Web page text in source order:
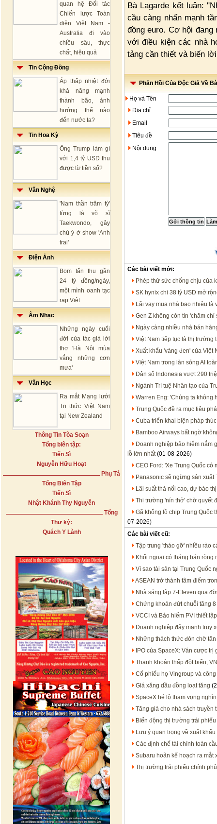
quan hệ Đối tác
Chiến lược Toàn
diện Việt Nam -
Australia đi vào
chiều sâu, thực
chất, hiệu quả
Tin Cộng Đồng
Áp thấp nhiệt đới
khả năng mạnh
thành bão, ảnh
hưởng thế nào
đến nước ta?
Tin Hoa Kỳ
Ông Trump làm gì
với 1,4 tỷ USD thu
được từ tiền số?
Văn Nghệ
'Nam thần trăm tỷ'
từng là võ sĩ
Taekwondo, gây
chú ý ở show 'Anh
trai'
Điện Ảnh
Bom tấn thu gần
24 tỷ đồng/ngày,
một mình oanh tạc
rạp Việt
Âm Nhạc
Những ngày cuối
đời của tác giả lời
thơ 'Hà Nội mùa
vắng những cơn
mưa'
Văn Học
Ra mắt Mạng lưới
Tri thức Việt Nam
tại New Zealand
Thông Tin Tòa Soạn
Tổng biên tập:
Tiến Sĩ
Nguyễn Hữu Hoạt
Phụ Tá
Tổng Biên Tập
Tiến Sĩ
Nhật Khánh Thy Nguyễn
Tổng
Thư ký:
Quách Y Lành
Bà Lagarde kết luận:
cầu càng nhấn mạnh
đồng euro. Cơ hội
với điều kiện các nhà
tảng cần thiết và biến
Phản Hồi Của Độc Giả Về
Họ và Tên
Địa chỉ
Email
Tiêu đề
Nội dung
Các bài viết mới:
Phép thử sức chống chịu của
SK hynix chi 38 tỷ USD mở
Lãi vay mua nhà bao nhiêu
Gen Z không còn tin 'chăm chỉ
Ngày càng nhiều nhà bán
Việt Nam tiếp tục là thị trường
Xuất khẩu 'vàng đen' của Việt
Việt Nam trong làn sóng AI
Dân số Indonesia vượt 290
Ngành Trí tuệ Nhân tạo của
Warren Eng: 'Chúng ta không
Trung Quốc đề ra mục tiêu
Cuba triển khai biện pháp
Bamboo Airways bất ngờ
Doanh nghiệp bảo hiểm nắm
lỗ lớn nhất(01-08-2026)
CEO Ford: 'Xe Trung Quốc có
Panasonic sẽ ngừng sản xuất
Lãi suất thả nổi cao, dự báo
Thị trường 'nín thở' chờ quyết
Gã khổng lồ chip Trung Quốc
07-2026)
Các bài viết cũ:
Tập trung 'tháo gỡ' nhiều rào
Khối ngoại có tháng bán ròng
Vì sao tài sản tại Trung Quốc
ASEAN trở thành tâm điểm
Nhà sáng lập 7-Eleven qua
Chứng khoán đứt chuỗi tăng
VCCI và Bảo hiểm PVI thiết
Doanh nghiệp đẩy mạnh truy
Những thách thức đón chờ
IPO của SpaceX: Ván cược
Thanh khoản thấp đột biến,
Cổ phiếu họ Vingroup và
Giá xăng dầu đồng loạt tăng
SpaceX hé lộ tham vọng
Tăng giá cho nhà sách
Biến động thị trường trái
Lưu ý quan trọng về xuất
Các định chế tài chính toàn
Subaru hoãn kế hoạch ra mắt
Thị trường trái phiếu chính